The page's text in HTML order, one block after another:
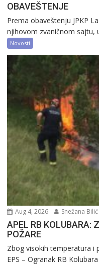
OBAVEŠTENJE
Prema obaveštenju JPKP
njihovom zvaničnom sajtu,
Novosti
Aug 4, 2026 Snežana Bilić
APEL RB KOLUBARA:
POŽARE
Zbog visokih temperatura i
EPS – Ogranak RB